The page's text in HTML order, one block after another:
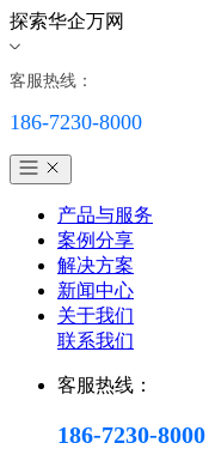
探索华企万网
客服热线：
186-7230-8000
产品与服务
案例分享
解决方案
新闻中心
关于我们
联系我们
客服热线：
186-7230-8000